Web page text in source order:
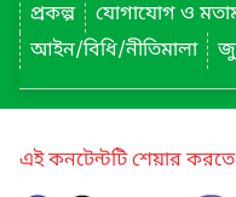
প্রকল্প
যোগাযোগ ও
আইন/বিধি/নীতিমালা
এই কনটেন্টটি শেয়ার